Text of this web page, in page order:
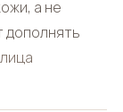
а не
дополнять